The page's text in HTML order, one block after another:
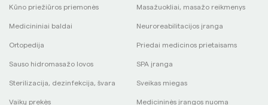
Kūno priežiūros priemonės Masažuokliai, masažo reikmenys
Medicininiai baldai Neuroreabilitacijos įranga
Ortopedija Priedai medicinos prietaisams
Sauso hidromasažo lovos SPA įranga
Sterilizacija, dezinfekcija, švara Sveikas miegas
Vaikų prekės Medicininės įrangos nuoma